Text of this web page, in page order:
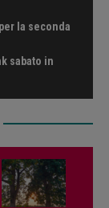
la seconda
sabato in